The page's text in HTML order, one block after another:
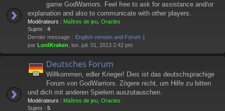
game GodWarriors. Feel free to ask for assistance and/or
explanation and also to communicate with other players.
Modérateurs : Maîtres de jeu Oracles
Sujets : 4
Dernier message : English version and Forum
par LordKraken , lun. juil. 01, 2013 2:42 pm
Deutsches Forum
Willkommen, edler Krieger! Dies ist das deutschsprachige
Forum von GodWarriors. Zögere nicht, um Hilfe zu bitten
und dich mit anderen Spielern auszutauschen.
Modérateurs : Maîtres de jeu Oracles
Sujets : 5